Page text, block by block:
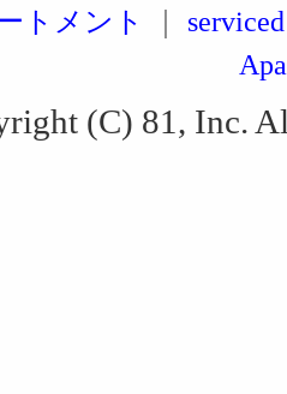
トメント
(C) 81, Inc.